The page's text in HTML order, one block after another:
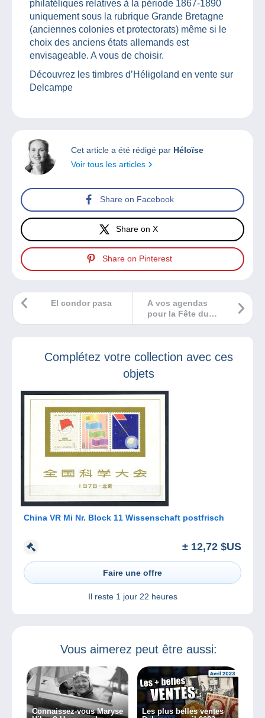
philatéliques relatives à la période 1867-1890
uniquement sous la rubrique Grande Bretagne
(anciennes colonies et protectorats) même si le
choix des anciens états allemands est
envisageable. A vous de choisir.
Découvrez les timbres d’Héligoland en vente sur
Delcampe
Cet article a été rédigé par Héloïse
Voir tous les articles
Share on Facebook
Share on X
Share on Pinterest
A vos agendas
pour la Fête du
Timbre 2026
El condor pasa
Complétez votre collection avec ces
objets
China VR Mi Nr. Block 11 Wissenschaft postfrisch
± 12,72 $US
Faire une offre
Il reste 1 jour 22 heures
Vous aimerez peut être aussi:
Connaissez-vous Maryse
Les plus belles ventes